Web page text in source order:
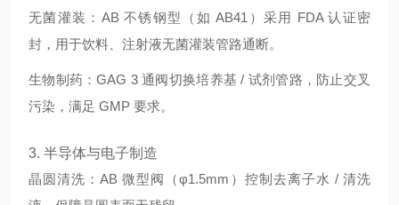
无菌灌装：AB 不锈钢型（如 AB41）采用 FDA 认证密
封，用于饮料、注射液无菌灌装管路通断。
生物制药：GAG 3 通阀切换培养基 / 试剂管路，防止交叉
污染，满足 GMP 要求。
3. 半导体与电子制造
晶圆清洗：AB 微型阀（φ1.5mm）控制去离子水 / 清洗